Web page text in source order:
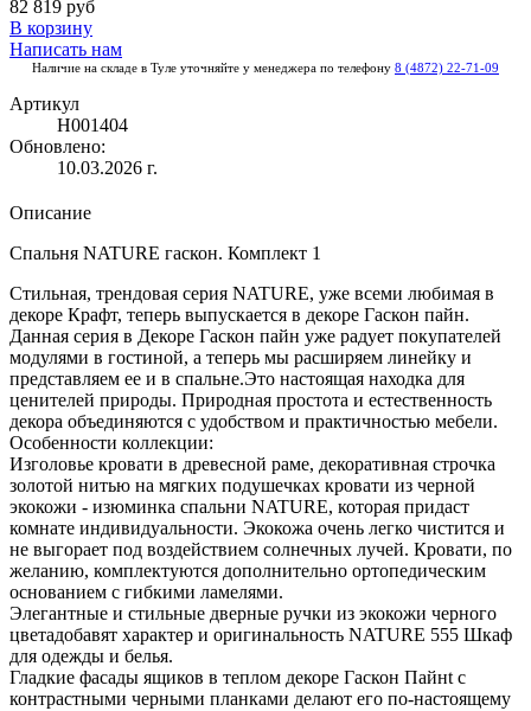
82 819 руб
В корзину
Написать нам
Наличие на складе в Туле уточняйте у менеджера по телефону 8 (4872) 22-71-09
Артикул
Н001404
Обновлено:
10.03.2026 г.
Описание
Спальня NATURE гаскон. Комплект 1
Стильная, трендовая серия NATURЕ, уже всеми любимая в
декоре Крафт, теперь выпускается в декоре Гаскон пайн.
Данная серия в Декоре Гаскон пайн уже радует покупателей
модулями в гостиной, а теперь мы расширяем линейку и
представляем ее и в спальне.Это настоящая находка для
ценителей природы. Природная простота и естественность
декора объединяются с удобством и практичностью мебели.
Особенности коллекции:
Изголовье кровати в древесной раме, декоративная строчка
золотой нитью на мягких подушечках кровати из черной
экокожи - изюминка спальни NATURE, которая придаст
комнате индивидуальности. Экокожа очень легко чистится и
не выгорает под воздействием солнечных лучей. Кровати, по
желанию, комплектуются дополнительно ортопедическим
основанием с гибкими ламелями.
Элегантные и стильные дверные ручки из экокожи черного
цветадобавят характер и оригинальность NATURE 555 Шкаф
для одежды и белья.
Гладкие фасады ящиков в теплом декоре Гаскон Пайнt с
контрастными черными планками делают его по-настоящему